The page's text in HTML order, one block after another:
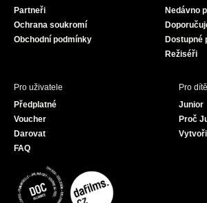
Partneři
Ochrana soukromí
Obchodní podmínky
Nedávno
Dostupné
Režiséři
Pro uživatele
Předplatné
Voucher
Darovat
FAQ
Pro dítě
Junior
Proč